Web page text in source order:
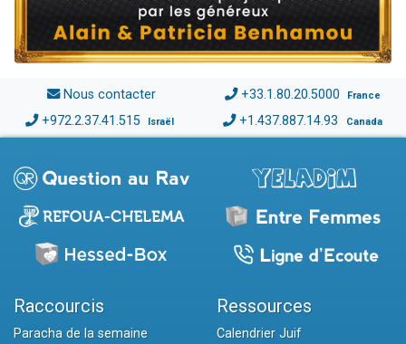
Nous contacter +33.1.80.20.5000 France
+972.2.37.41.515 Israël +1.437.887.14.93 Canada
Raccourcis
Paracha de la semaine
Ressources
Calendrier Juif